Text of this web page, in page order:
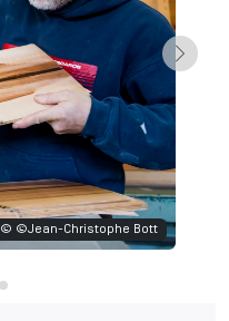
© ©Jean-Christophe Bott